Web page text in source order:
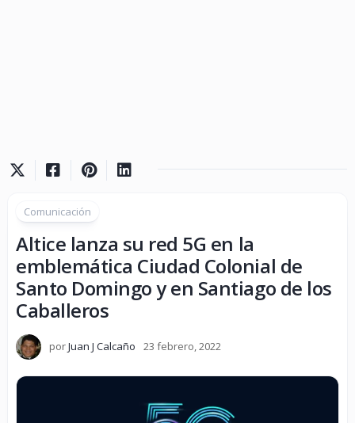
Comunicación
Altice lanza su red 5G en la
emblemática Ciudad Colonial de
Santo Domingo y en Santiago de los
Caballeros
porJuan J Calcaño 23 febrero, 2022